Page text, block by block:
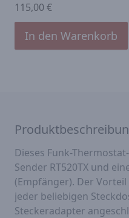
115,00 €
In den Warenkorb
Dieses Funk-
Sender RT520TX und
(Empfänger). Der
jeder beliebigen
Steckeradapter